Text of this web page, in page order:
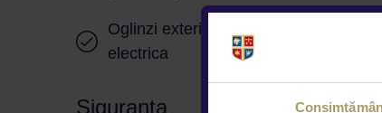
Oglinzi exterioare cu reglare
electrica
Siguranta